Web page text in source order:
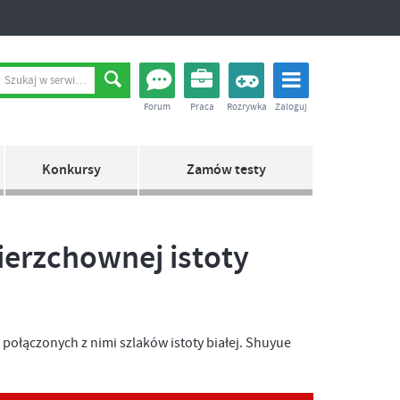
Konkursy Zamów testy
Forum Praca Rozrywka Zaloguj
istoty
z nimi szlaków istoty białej. Shuyue